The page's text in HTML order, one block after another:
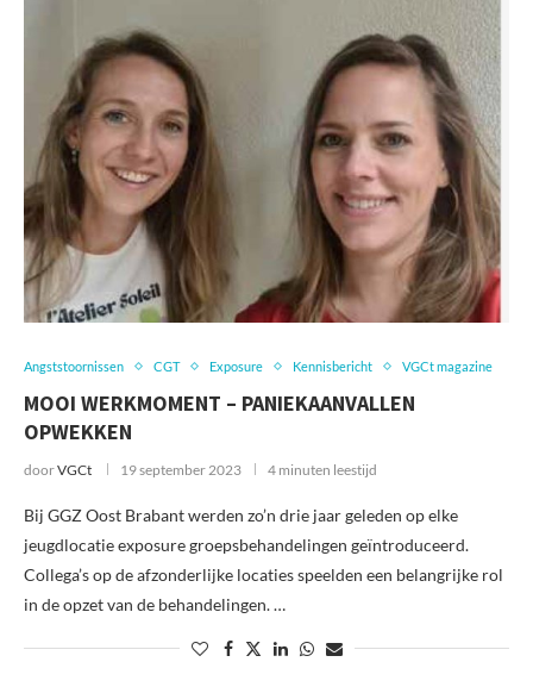
Angststoornissen CGT Exposure Kennisbericht VGCt magazine
MOOI WERKMOMENT – PANIEKAANVALLEN
OPWEKKEN
doorVGCt 19 september 2023 4 minuten leestijd
Bij GGZ Oost Brabant werden zo’n drie jaar geleden op elke
jeugdlocatie exposure groepsbehandelingen geïntroduceerd.
Collega’s op de afzonderlijke locaties speelden een belangrijke rol
in de opzet van de behandelingen. …